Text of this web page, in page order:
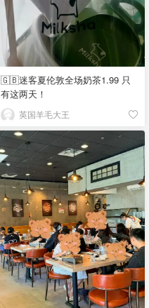
🇬🇧迷客夏伦敦全场奶茶1.99 只
有这两天！
英国羊毛大王